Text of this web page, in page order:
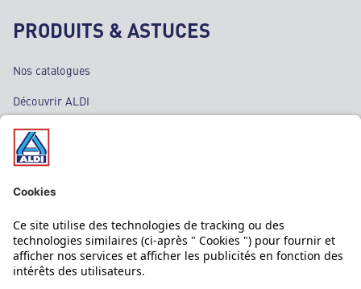
PRODUITS & ASTUCES
Nos catalogues
Découvrir ALDI
Nos bons plans
Nos rayons
Nos marques
Nos astuces
Évènements